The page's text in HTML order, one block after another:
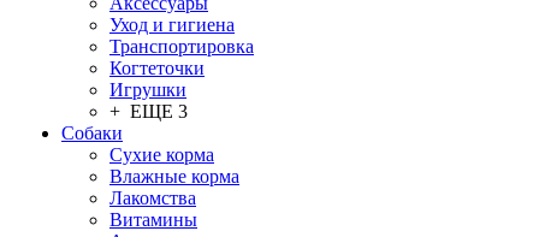
Уход и гигиена
Транспортировка
Когтеточки
Игрушки
+ ЕЩЕ 3
Собаки
Сухие корма
Влажные корма
Лакомства
Витамины